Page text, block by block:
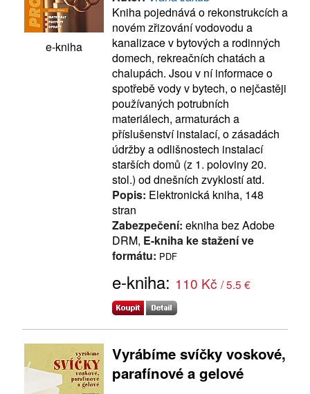
e-kniha
Kniha pojednává o rekonstrukcích a
novém zřizování vodovodu a
kanalizace v bytových a rodinných
domech, rekreačních chatách a
chalupách. Jsou v ní informace o
spotřebě vody v bytech, o nejčastěji
používaných potrubních
materiálech, armaturách a
příslušenství instalací, o zásadách
údržby a odlišnostech instalací
starších domů (z 1. poloviny 20.
stol.) od dnešních zvyklostí atd.
Popis: Elektronická kniha, 148
stran
Zabezpečení: ekniha bez Adobe
DRM, E-kniha ke stažení ve
formátu: PDF
e-kniha: 110 Kč / 5.5 €
Vyrábíme svíčky voskové,
parafínové a gelové